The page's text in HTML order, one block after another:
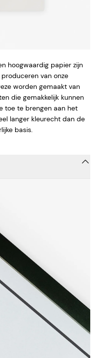
hoogwaardig papier zijn
van onze
worden gemaakt van
die gemakkelijk kunnen
toe te brengen aan het
langer kleurecht dan de
basis.